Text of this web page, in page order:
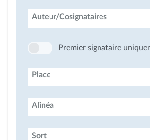
Auteur/Cosignataires
Premier signataire
Place
Alinéa
Sort